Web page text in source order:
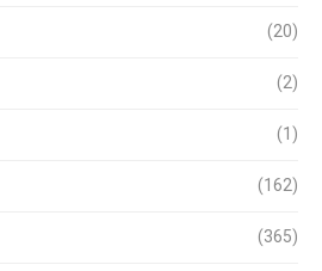
(20)
(2)
(1)
(162)
(365)